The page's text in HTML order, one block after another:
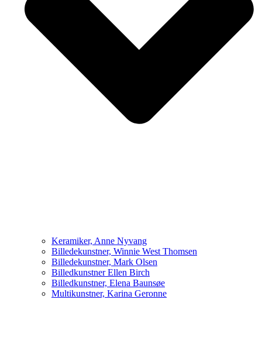
Keramiker, Anne Nyvang
Billedekunstner, Winnie West Thomsen
Billedekunstner, Mark Olsen
Billedkunstner Ellen Birch
Billedkunstner, Elena Baunsøe
Multikunstner, Karina Geronne